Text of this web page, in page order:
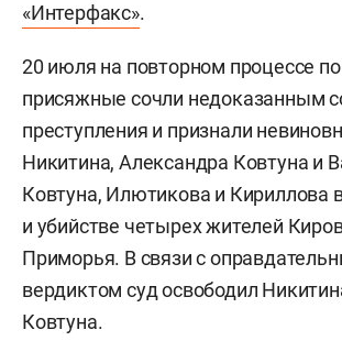
«Интерфакс».
20 июля на повторном процессе
присяжные сочли недоказанным
преступления и признали
Никитина, Александра Ковтуна и
Ковтуна, Илютикова и Кириллова
и убийстве четырех жителей
Приморья. В связи с
вердиктом суд освободил
Ковтуна.